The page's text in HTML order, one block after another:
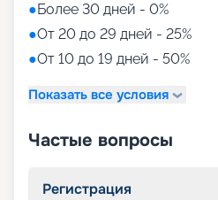
●Более 30 дней - 0%
●От 20 до 29 дней - 25%
●От 10 до 19 дней - 50%
Показать все условия
Частые вопросы
Регистрация